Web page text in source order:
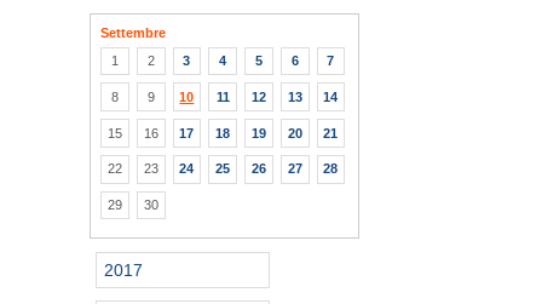
Settembre
1
2 3 4 5 6 7
8 9 10 11 12 13 14
15 16 17 18 19 20 21
22 23 24 25 26 27 28
29 30
2017